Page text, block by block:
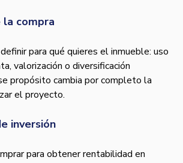
compra
para qué quieres el inmueble: uso
valorización o diversificación
propósito cambia por completo la
el proyecto.
inversión
para obtener rentabilidad en